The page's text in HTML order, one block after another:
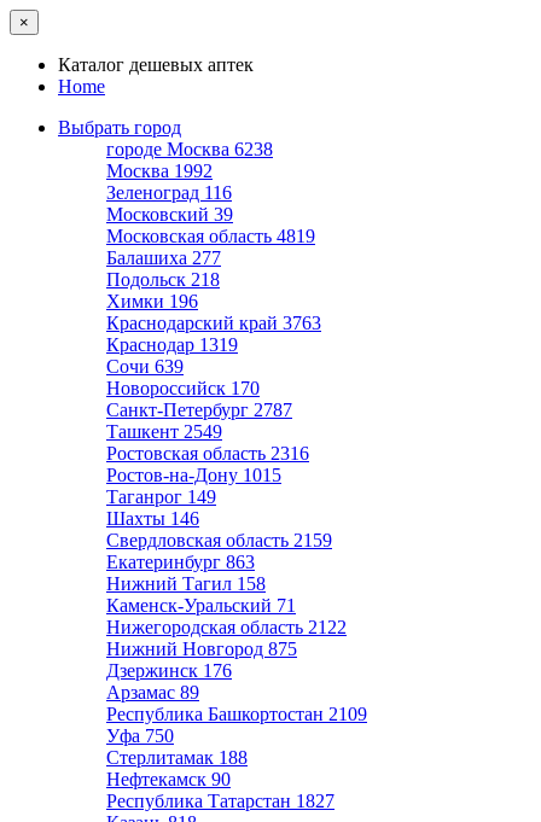
×
Каталог дешевых аптек
Home
Выбрать город
городе Москва 6238
Москва 1992
Зеленоград 116
Московский 39
Московская область 4819
Балашиха 277
Подольск 218
Химки 196
Краснодарский край 3763
Краснодар 1319
Сочи 639
Новороссийск 170
Санкт-Петербург 2787
Ташкент 2549
Ростовская область 2316
Ростов-на-Дону 1015
Таганрог 149
Шахты 146
Свердловская область 2159
Екатеринбург 863
Нижний Тагил 158
Каменск-Уральский 71
Нижегородская область 2122
Нижний Новгород 875
Дзержинск 176
Арзамас 89
Республика Башкортостан 2109
Уфа 750
Стерлитамак 188
Нефтекамск 90
Республика Татарстан 1827